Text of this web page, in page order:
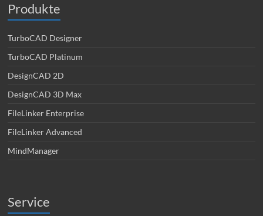
Produkte
TurboCAD Designer
TurboCAD Platinum
DesignCAD 2D
DesignCAD 3D Max
FileLinker Enterprise
FileLinker Advanced
MindManager
Service